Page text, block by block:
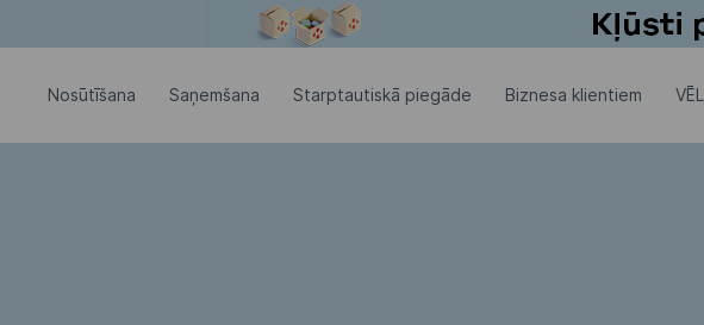
Nosūtīšana Saņemšana Starptautiskā piegāde Biznesa klientiem VĒL